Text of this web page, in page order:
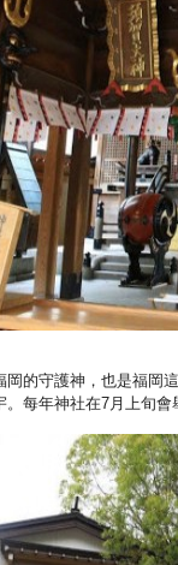
岡的守護神，也是福岡
。每年神社在7月上旬會